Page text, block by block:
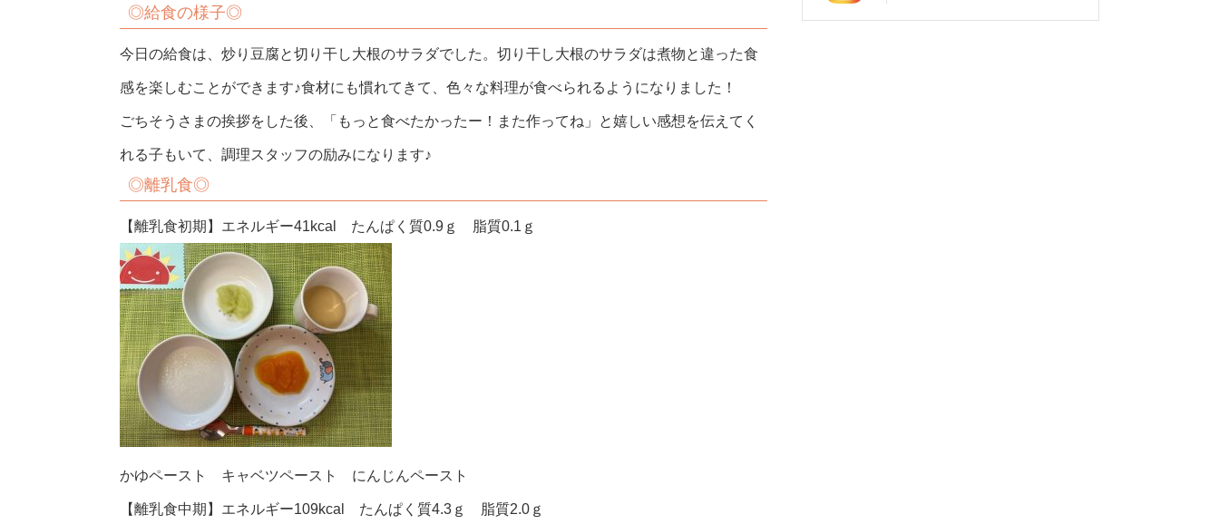
◎給食の様子◎
今日の給食は、炒り豆腐と切り干し大根のサラダでした。切り干し大根のサラダは煮物と違った食
感を楽しむことができます♪食材にも慣れてきて、色々な料理が食べられるようになりました！
ごちそうさまの挨拶をした後、「もっと食べたかったー！また作ってね」と嬉しい感想を伝えてく
れる子もいて、調理スタッフの励みになります♪
◎離乳食◎
【離乳食初期】エネルギー41kcal たんぱく質0.9ｇ 脂質0.1ｇ
かゆペースト キャベツペースト にんじんペースト
【離乳食中期】エネルギー109kcal たんぱく質4.3ｇ 脂質2.0ｇ